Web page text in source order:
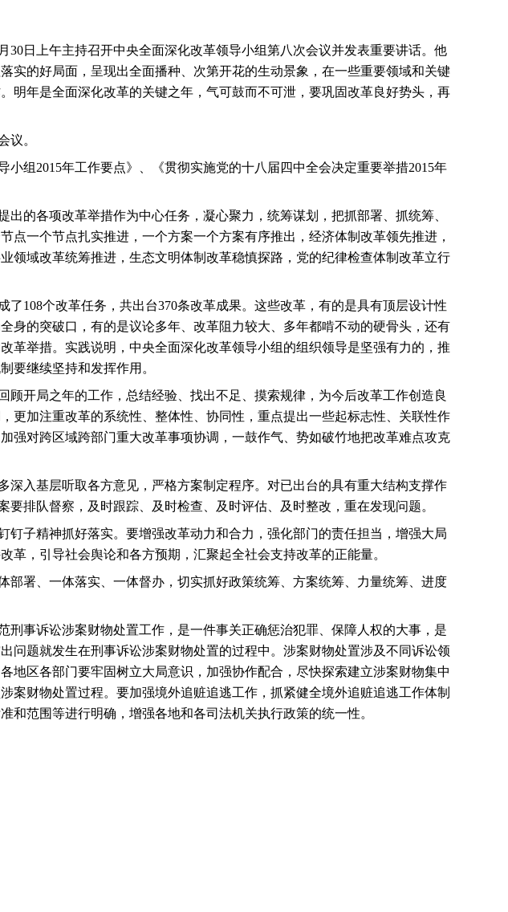
月 30日上午主持召开中央全面深化改革领导小组第八次会议并发表重要讲话。他
实的好局面，呈现出全面播种、次第开花的生动景象，在一些重要领域和关键
明年是全面深化改革的关键之年，气可鼓而不可泄，要巩固改革良好势头，再
议。
小组 2015年工作要点》、《贯彻实施党的十八届四中全会决定重要举措2015年
的各项改革举措作为中心任务，凝心聚力，统筹谋划，把抓部署、抓统筹、
一个节点扎实推进，一个方案一个方案有序推出，经济体制改革领先推进，
领域改革统筹推进，生态文明体制改革稳慎探路，党的纪律检查体制改革立行
了108个改革任务，共出台370条改革成果。这些改革，有的是具有顶层设计性
身的突破口，有的是议论多年、改革阻力较大、多年都啃不动的硬骨头，还有
革举措。实践说明，中央全面深化改革领导小组的组织领导是坚强有力的，推
要继续坚持和发挥作用。
开局之年的工作，总结经验、找出不足、摸索规律，为今后改革工作创造良
更加注重改革的系统性、整体性、协同性，重点提出一些起标志性、关联性作
强对跨区域跨部门重大改革事项协调，一鼓作气、势如破竹地把改革难点攻克
入基层听取各方意见，严格方案制定程序。对已出台的具有重大结构支撑作
排队督察，及时跟踪、及时检查、及时评估、及时整改，重在发现问题。
子精神抓好落实。要增强改革动力和合力，强化部门的责任担当，增强大局
，引导社会舆论和各方预期，汇聚起全社会支持改革的正能量。
署、一体落实、一体督办，切实抓好政策统筹、方案统筹、力量统筹、进度
事诉讼涉案财物处置工作，是一件事关正确惩治犯罪、保障人权的大事，是
问题就发生在刑事诉讼涉案财物处置的过程中。涉案财物处置涉及不同诉讼领
区各部门要牢固树立大局意识，加强协作配合，尽快探索建立涉案财物集中
财物处置过程。要加强境外追赃追逃工作，抓紧健全境外追赃追逃工作体制
范围等进行明确，增强各地和各司法机关执行政策的统一性。